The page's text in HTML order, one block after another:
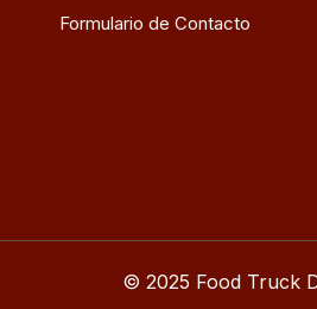
Formulario de Contacto
© 2025 Food Truck